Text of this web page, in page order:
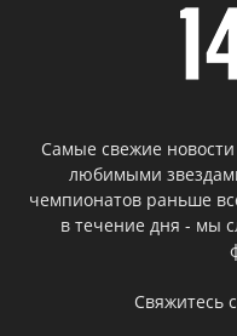
Самые свежие
любимыми
чемпионатов раньше
в течение дня - мы
Свяжитесь